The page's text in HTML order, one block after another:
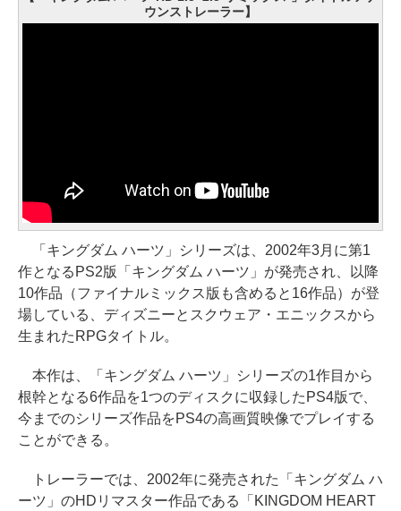
ウンストレーラー】
「キングダム ハーツ」シリーズは、2002年3月に第1
作となるPS2版「キングダム ハーツ」が発売され、以降
10作品（ファイナルミックス版も含めると16作品）が登
場している、ディズニーとスクウェア・エニックスから
生まれたRPGタイトル。
本作は、「キングダム ハーツ」シリーズの1作目から
根幹となる6作品を1つのディスクに収録したPS4版で、
今までのシリーズ作品をPS4の高画質映像でプレイする
ことができる。
トレーラーでは、2002年に発売された「キングダム ハ
ーツ」のHDリマスター作品である「KINGDOM HEART